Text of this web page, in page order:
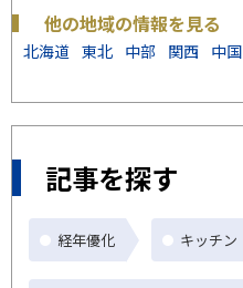
他の地域の情報を見る
北海道 東北 中部 関西 中国
記事を探す
経年優化 キッチン